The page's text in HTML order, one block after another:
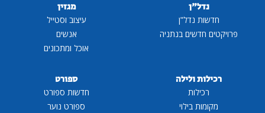
נדל"ן
חדשות נדל"ן
פרויקטים חדשים בנתניה
מגזין
עיצוב וסטייל
אנשים
אוכל ומתכונים
רכילות ולילה
רכילות
מקומות בילוי
ספורט
חדשות ספורט
ספורט נוער